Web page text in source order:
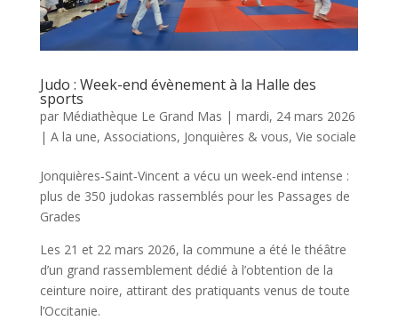
Judo : Week-end évènement à la Halle des
sports
par Médiathèque Le Grand Mas | mardi, 24 mars 2026
| A la une, Associations, Jonquières & vous, Vie sociale
Jonquières‑Saint‑Vincent a vécu un week‑end intense :
plus de 350 judokas rassemblés pour les Passages de
Grades
Les 21 et 22 mars 2026, la commune a été le théâtre
d’un grand rassemblement dédié à l’obtention de la
ceinture noire, attirant des pratiquants venus de toute
l’Occitanie.